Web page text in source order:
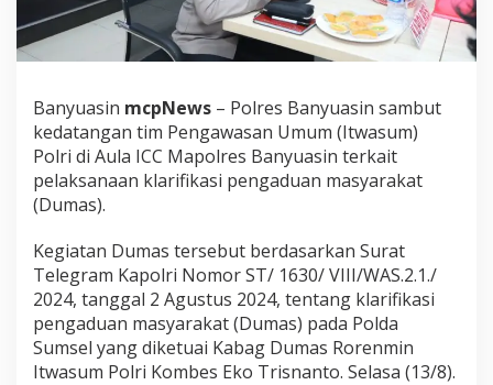
o
l
e
B
a
n
y
u
i
D
i
k
u
n
Banyuasin mcpNews – Polres Banyuasin sambut
kedatangan tim Pengawasan Umum (Itwasum)
Polri di Aula ICC Mapolres Banyuasin terkait
pelaksanaan klarifikasi pengaduan masyarakat
(Dumas).
Kegiatan Dumas tersebut berdasarkan Surat
Telegram Kapolri Nomor ST/ 1630/ VIII/WAS.2.1./
2024, tanggal 2 Agustus 2024, tentang klarifikasi
pengaduan masyarakat (Dumas) pada Polda
Sumsel yang diketuai Kabag Dumas Rorenmin
Itwasum Polri Kombes Eko Trisnanto. Selasa (13/8).